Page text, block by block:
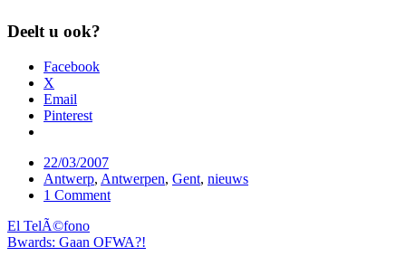
Deelt u ook?
Facebook
X
Email
Pinterest
Date
22/03/2007
Tags
Antwerp, Antwerpen, Gent, nieuws
Comments
1 Comment
Post
navigation
El TelÃ©fono
Bwards: Gaan OFWA?!